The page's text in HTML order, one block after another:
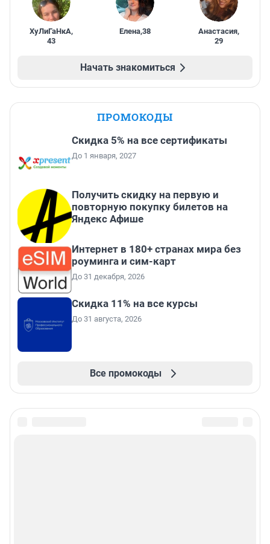
ХуЛиГаНкА,
43
Елена,38 Анастасия,
29
Начать знакомиться
ПРОМОКОДЫ
Скидка 5% на все сертификаты
До 1 января, 2027
Получить скидку на первую и
повторную покупку билетов на
Яндекс Афише
Интернет в 180+ странах мира без
роуминга и сим-карт
До 31 декабря, 2026
Скидка 11% на все курсы
До 31 августа, 2026
Все промокоды